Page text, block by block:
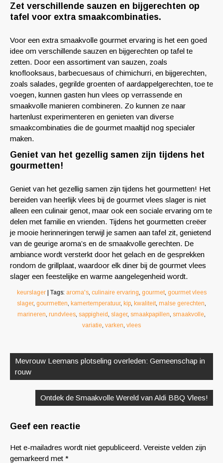
Zet verschillende sauzen en bijgerechten op
tafel voor extra smaakcombinaties.
Voor een extra smaakvolle gourmet ervaring is het een goed
idee om verschillende sauzen en bijgerechten op tafel te
zetten. Door een assortiment van sauzen, zoals
knoflooksaus, barbecuesaus of chimichurri, en bijgerechten,
zoals salades, gegrilde groenten of aardappelgerechten, toe te
voegen, kunnen gasten hun vlees op verrassende en
smaakvolle manieren combineren. Zo kunnen ze naar
hartenlust experimenteren en genieten van diverse
smaakcombinaties die de gourmet maaltijd nog specialer
maken.
Geniet van het gezellig samen zijn tijdens het
gourmetten!
Geniet van het gezellig samen zijn tijdens het gourmetten! Het
bereiden van heerlijk vlees bij de gourmet vlees slager is niet
alleen een culinair genot, maar ook een sociale ervaring om te
delen met familie en vrienden. Tijdens het gourmetten creëer
je mooie herinneringen terwijl je samen aan tafel zit, genietend
van de geurige aroma’s en de smaakvolle gerechten. De
ambiance wordt versterkt door het gelach en de gesprekken
rondom de grillplaat, waardoor elk diner bij de gourmet vlees
slager een feestelijke en warme aangelegenheid wordt.
keurslager | Tags: aroma's, culinaire ervaring, gourmet, gourmet vlees
slager, gourmetten, kamertemperatuur, kip, kwaliteit, malse gerechten,
marineren, rundvlees, sappigheid, slager, smaakpapillen, smaakvolle,
variatie, varken, vlees
Mevrouw Leemans plotseling overleden: Gemeenschap in
rouw
Ontdek de Smaakvolle Wereld van Aldi BBQ Vlees!
Geef een reactie
Het e-mailadres wordt niet gepubliceerd. Vereiste velden zijn
gemarkeerd met *